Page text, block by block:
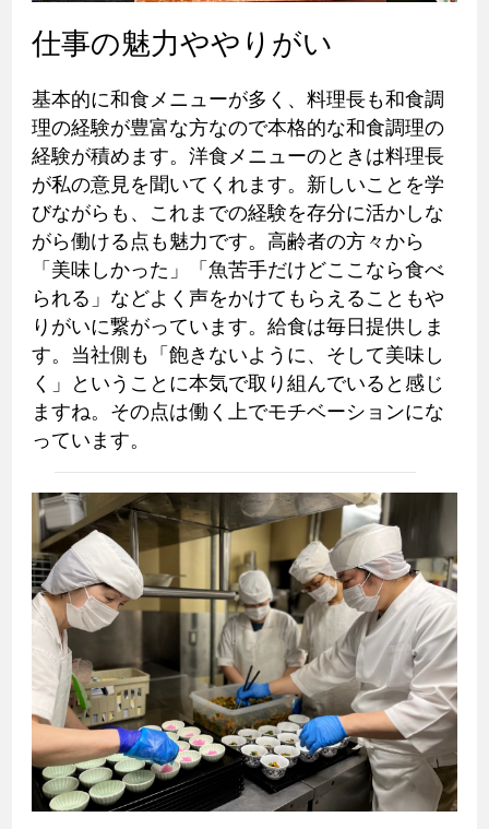
仕事の魅力ややりがい
基本的に和食メニューが多く、料理長も和食調
理の経験が豊富な方なので本格的な和食調理の
経験が積めます。洋食メニューのときは料理長
が私の意見を聞いてくれます。新しいことを学
びながらも、これまでの経験を存分に活かしな
がら働ける点も魅力です。高齢者の方々から
「美味しかった」「魚苦手だけどここなら食べ
られる」などよく声をかけてもらえることもや
りがいに繋がっています。給食は毎日提供しま
す。当社側も「飽きないように、そして美味し
く」ということに本気で取り組んでいると感じ
ますね。その点は働く上でモチベーションにな
っています。